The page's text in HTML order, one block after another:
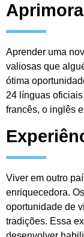
Aprender uma
valiosas que
ótima
24 línguas
francês, o inglês
Viver em outro
enriquecedora.
oportunidade de
tradições. Essa